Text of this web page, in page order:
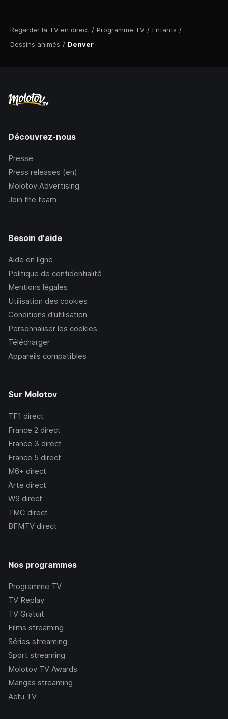
Regarder la TV en direct / Programme TV / Enfants /
Dessins animés / Denver
Découvrez-nous
Presse
Press releases (en)
Molotov Advertising
Join the team
Besoin d'aide
Aide en ligne
Politique de confidentialité
Mentions légales
Utilisation des cookies
Conditions d’utilisation
Personnaliser les cookies
Télécharger
Appareils compatibles
Sur Molotov
TF1 direct
France 2 direct
France 3 direct
France 5 direct
M6+ direct
Arte direct
W9 direct
TMC direct
BFMTV direct
Nos programmes
Programme TV
TV Replay
TV Gratuit
Films streaming
Séries streaming
Sport streaming
Molotov TV Awards
Mangas streaming
Actu TV